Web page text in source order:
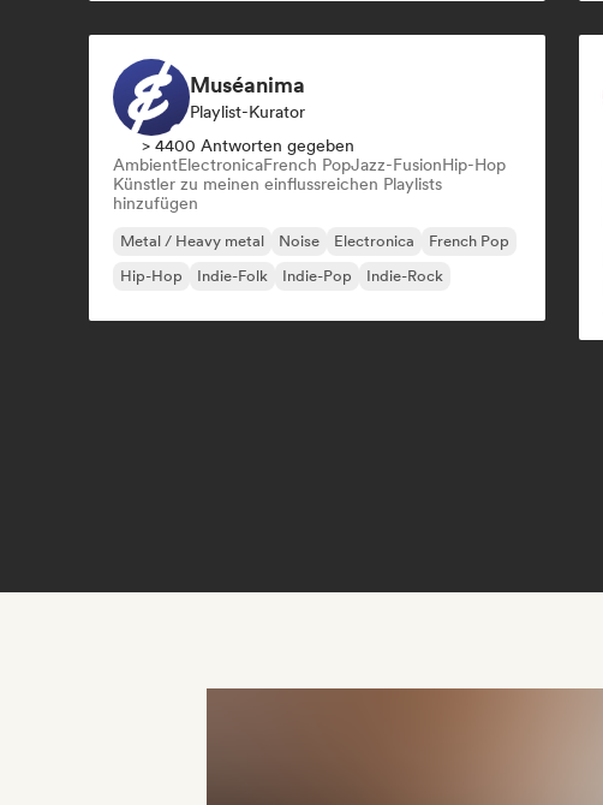
Muséanima
Playlist-Kurator
> 4400 Antworten gegeben
AmbientElectronicaFrench PopJazz-FusionHip-Hop
Künstler zu meinen einflussreichen Playlists
hinzufügen
Metal / Heavy metal Noise Electronica
French Pop
Hip-Hop
Indie-Folk Indie-Pop Indie-Rock